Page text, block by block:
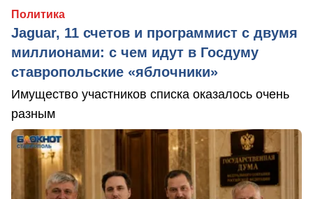
Политика
Jaguar, 11 счетов и программист с двумя
миллионами: с чем идут в Госдуму
ставропольские «яблочники»
Имущество участников списка оказалось очень
разным